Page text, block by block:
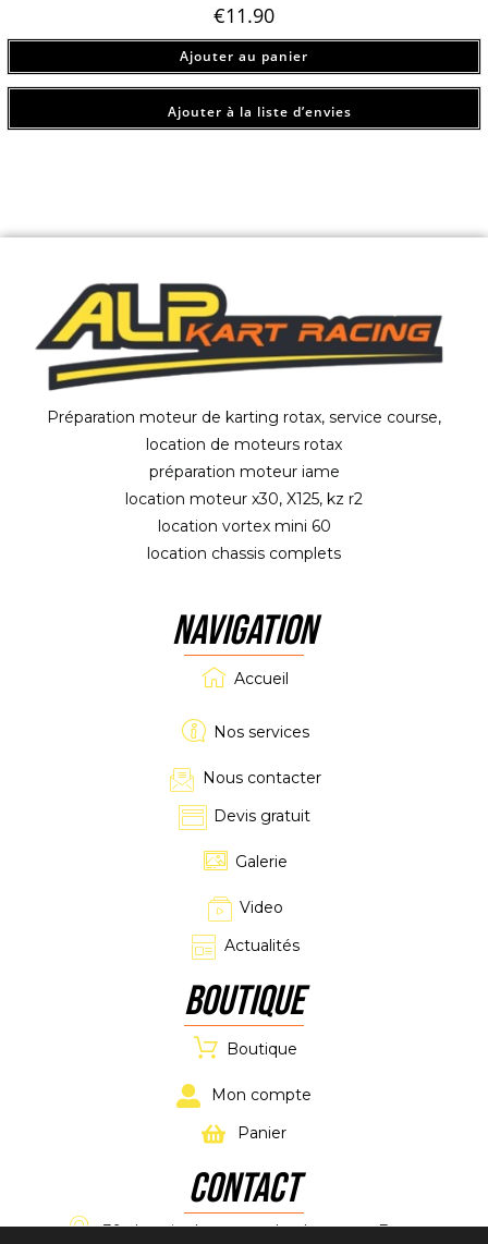
€11.90
Ajouter au panier
Ajouter à la liste d’envies
Préparation moteur de karting rotax, service course,
location de moteurs rotax
préparation moteur iame
location moteur x30, X125, kz r2
location vortex mini 60
location chassis complets
NAVIGATION
Accueil
Nos services
Nous contacter
Devis gratuit
Galerie
Video
Actualités
Boutique
Boutique
Mon compte
Panier
CONTACT
39 chemin de maucoulet, Latresne, France